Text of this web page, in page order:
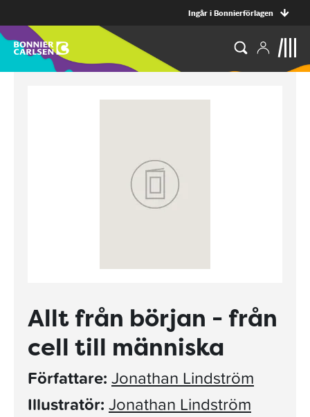
Ingår i Bonnierförlagen
Allt från början - från
cell till människa
Författare: Jonathan Lindström
Illustratör: Jonathan Lindström